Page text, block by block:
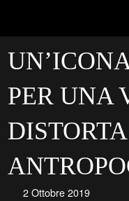
PER UNA
2 Ottobre 2019